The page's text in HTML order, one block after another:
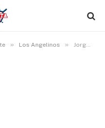
» Los Angelinos » Jorge Soler pega jonrón y se acerca a Kendrys Morales en MLB